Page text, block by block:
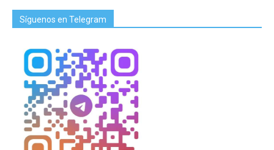
Síguenos en Telegram